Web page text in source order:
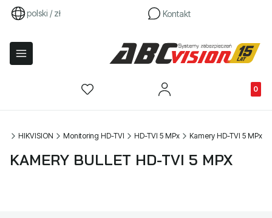
polski / zł Kontakt
HIKVISION Monitoring HD-TVI HD-TVI 5 MPx Kamery HD-TVI 5 MPx
KAMERY BULLET HD-TVI 5 MPX